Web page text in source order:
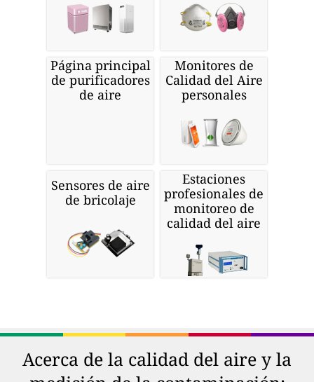
Página principal
de purificadores
de aire
Monitores de
Calidad del Aire
personales
Sensores de aire
de bricolaje
Estaciones
profesionales de
monitoreo de
calidad del aire
Acerca de la calidad del aire y la